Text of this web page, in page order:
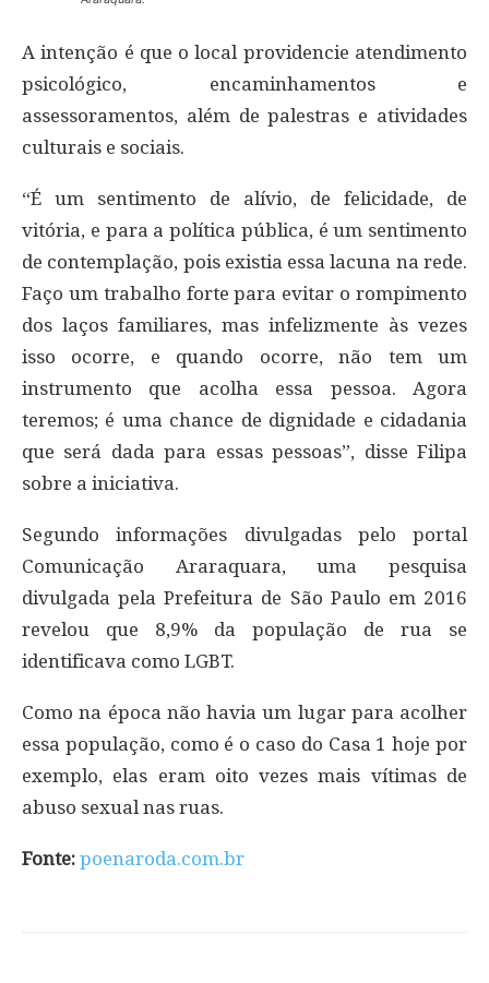
A intenção é que o local providencie atendimento
psicológico, encaminhamentos e
assessoramentos, além de palestras e atividades
culturais e sociais.
“É um sentimento de alívio, de felicidade, de
vitória, e para a política pública, é um sentimento
de contemplação, pois existia essa lacuna na rede.
Faço um trabalho forte para evitar o rompimento
dos laços familiares, mas infelizmente às vezes
isso ocorre, e quando ocorre, não tem um
instrumento que acolha essa pessoa. Agora
teremos; é uma chance de dignidade e cidadania
que será dada para essas pessoas”, disse Filipa
sobre a iniciativa.
Segundo informações divulgadas pelo portal
Comunicação Araraquara, uma pesquisa
divulgada pela Prefeitura de São Paulo em 2016
revelou que 8,9% da população de rua se
identificava como LGBT.
Como na época não havia um lugar para acolher
essa população, como é o caso do Casa 1 hoje por
exemplo, elas eram oito vezes mais vítimas de
abuso sexual nas ruas.
Fonte: poenaroda.com.br